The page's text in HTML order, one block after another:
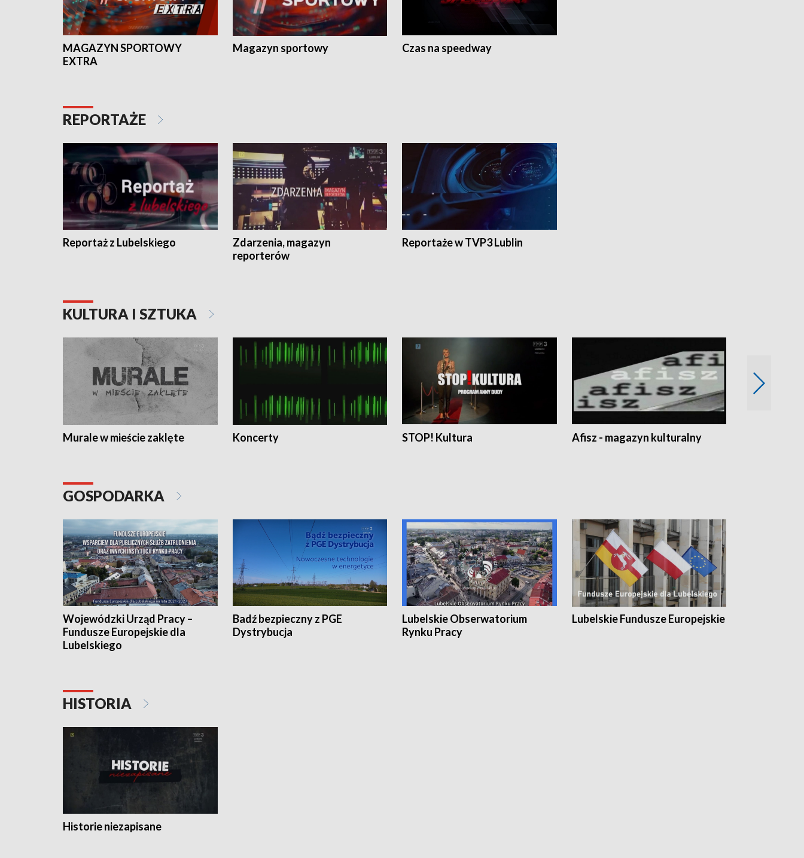
MAGAZYN SPORTOWY
EXTRA
Magazyn sportowy Czas na speedway
REPORTAŻE
Reportaż z Lubelskiego
Zdarzenia, magazyn
reporterów
Reportaże w TVP3 Lublin
KULTURA I SZTUKA
Murale w mieście zaklęte Koncerty STOP! Kultura Afisz - magazyn kulturalny
GOSPODARKA
Wojewódzki Urząd Pracy –
Fundusze Europejskie dla
Lubelskiego
Badź bezpieczny z PGE
Dystrybucja
Lubelskie Obserwatorium
Rynku Pracy
Lubelskie Fundusze Europejskie
HISTORIA
Historie niezapisane